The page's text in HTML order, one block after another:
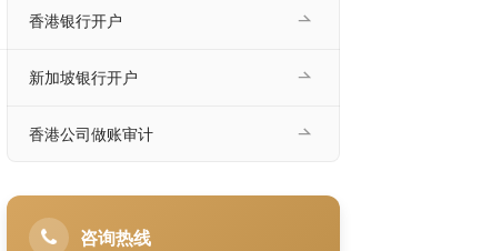
香港银行开户
新加坡银行开户
香港公司做账审计
咨询热线